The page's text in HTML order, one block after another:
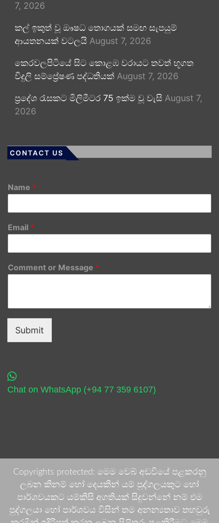
7, 2026
කල් ඉකුත් වූ ඖෂධ තොගයක් සමඟ සැපයුම්
ආයතනයක් වටලයි August 7, 2026
කෙරවලපිටියේ සිට කොළඹ වරායට තවත් භූගත
විදුලි සම්ප්‍රේෂණ පද්ධතියක් August 7, 2026
ප්‍රදේශ රැසකට මිලිමීටර 75 ඉක්ම වූ වැසි August 7,
2026
CONTACT US
Name *
Email *
Comment or Message *
Submit
Chat on WhatsApp (+94 77 359 6107)
Copyrights protected: මෙම වෙබ් අඩවියේ පළකරනු
ලබන කිනම් හෝ දෙයකින් යම් පුද්ගලයකුට හෝ
පාර්ශවයකට යම්කිසි අගතියක් සිදුවන්නේ නම් එම
පුද්ගලයා හෝ පාර්ශවය විසින් තම අනන්‍යතාව තහවුරු